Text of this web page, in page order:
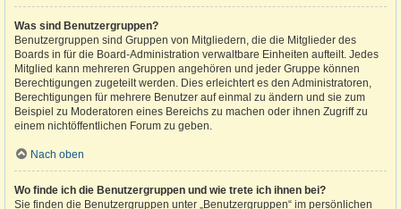
Was sind Benutzergruppen?
Benutzergruppen sind Gruppen von Mitgliedern, die die Mitglieder des
Boards in für die Board-Administration verwaltbare Einheiten aufteilt. Jedes
Mitglied kann mehreren Gruppen angehören und jeder Gruppe können
Berechtigungen zugeteilt werden. Dies erleichtert es den Administratoren,
Berechtigungen für mehrere Benutzer auf einmal zu ändern und sie zum
Beispiel zu Moderatoren eines Bereichs zu machen oder ihnen Zugriff zu
einem nichtöffentlichen Forum zu geben.
Nach oben
Wo finde ich die Benutzergruppen und wie trete ich ihnen bei?
Sie finden die Benutzergruppen unter „Benutzergruppen“ im persönlichen